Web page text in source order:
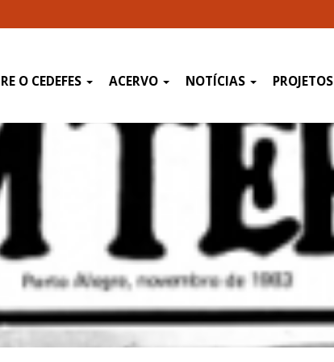
O CEDEFES ACERVO NOTÍCIAS PROJETOS